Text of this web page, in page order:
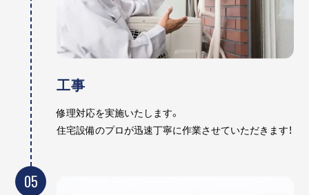
工事
修理対応を実施いたします。
住宅設備のプロが迅速丁寧に作業させていただきます！
05